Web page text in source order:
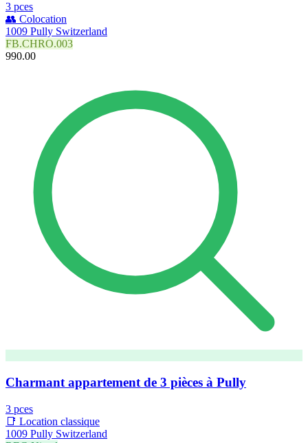
3 pces
👥 Colocation
1009 Pully Switzerland
FB.CHRO.003
990.00
Charmant appartement de 3 pièces à Pully
3 pces
📑 Location classique
1009 Pully Switzerland